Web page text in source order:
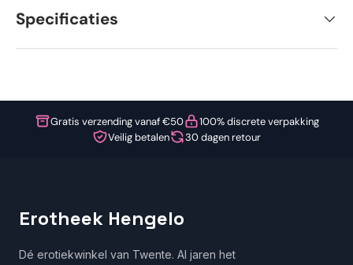
Specificaties
Gratis verzending vanaf €50
100% discrete verpakking
Veilig betalen
30 dagen retour
Erotheek Hengelo
Dé erotiekwinkel van Twente. Al jaren het